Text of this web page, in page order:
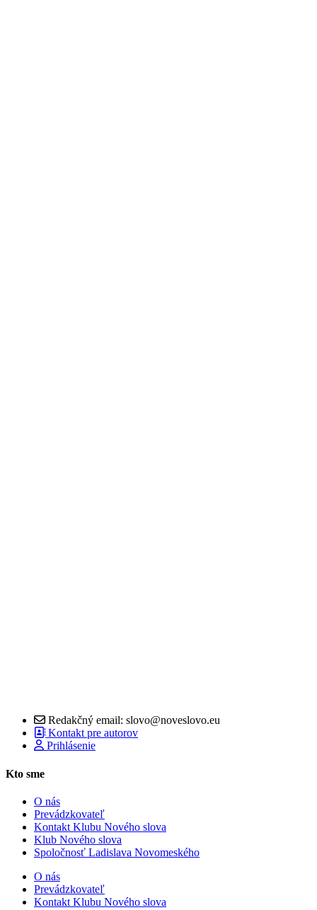
Redakčný email: slovo@noveslovo.eu
Kontakt pre autorov
Prihlásenie
Kto sme
O nás
Prevádzkovateľ
Kontakt Klubu Nového slova
Klub Nového slova
Spoločnosť Ladislava Novomeského
O nás
Prevádzkovateľ
Kontakt Klubu Nového slova